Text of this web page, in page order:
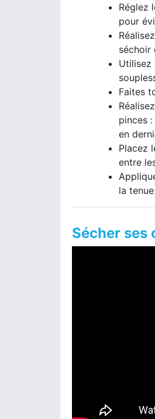
Réglez
pour
séchoir
Utilisez
Faites
pinces
en
Placez
entre
la
Sécher ses